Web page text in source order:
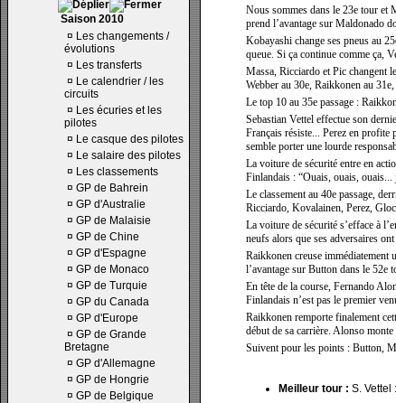
Saison 2010
¤ Les changements /
évolutions
¤ Les transferts
¤ Le calendrier / les
circuits
¤ Les écuries et les
pilotes
¤ Le casque des pilotes
¤ Le salaire des pilotes
¤ Les classements
¤ GP de Bahrein
¤ GP d'Australie
¤ GP de Malaisie
¤ GP de Chine
¤ GP d'Espagne
¤ GP de Monaco
¤ GP de Turquie
¤ GP du Canada
¤ GP d'Europe
¤ GP de Grande
Bretagne
¤ GP d'Allemagne
¤ GP de Hongrie
¤ GP de Belgique
Nous sommes dans le 23e tour et
prend l’avantage sur Maldonado
Kobayashi change ses pneus au
queue. Si ça continue comme ça,
Massa, Ricciardo et Pic changent
Webber au 30e, Raikkonen au
Le top 10 au 35e passage :
Sebastian Vettel effectue son
Français résiste... Perez en profite
semble porter une lourde
La voiture de sécurité entre en
Finlandais : “Ouais, ouais,
Le classement au 40e passage,
Ricciardo, Kovalainen, Perez,
La voiture de sécurité s’efface à
neufs alors que ses adversaires
Raikkonen creuse immédiatement
l’avantage sur Button dans le 52e
En tête de la course, Fernando
Finlandais n’est pas le premier
Raikkonen remporte finalement
début de sa carrière. Alonso
Suivent pour les points : Button,
Meilleur tour : S. Vettel